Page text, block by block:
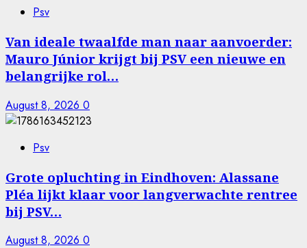
Psv
Van ideale twaalfde man naar aanvoerder:
Mauro Júnior krijgt bij PSV een nieuwe en
belangrijke rol…
August 8, 2026 0
Psv
Grote opluchting in Eindhoven: Alassane
Pléa lijkt klaar voor langverwachte rentree
bij PSV…
August 8, 2026 0